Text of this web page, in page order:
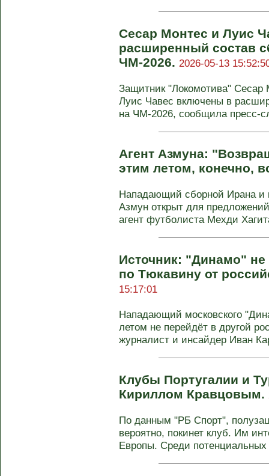
Сесар Монтес и Луис
расширенный состав
ЧМ-2026. 2026-05-13
Защитник "Локомотива"
Луис Чавес включены в
на ЧМ-2026, сообщила пресс-
Агент Азмуна:
этим летом, конечно,
Нападающий сборной Ирана
Азмун открыт для
агент футболиста Мехди
Источник: "Динамо"
по Тюкавину от
15:17:01
Нападающий московского
летом не перейдёт в другой
журналист и инсайдер Иван
Клубы Португалии и
Кириллом Кравцовым.
По данным "РБ Спорт",
вероятно, покинет клуб. Им
Европы. Среди